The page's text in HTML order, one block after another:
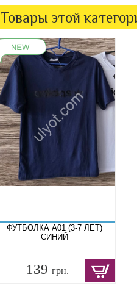
Товары этой
ФУТБОЛКА A01 (3-7 ЛЕТ)
СИНИЙ
139 грн.